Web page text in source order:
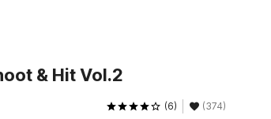
& Hit Vol.2
(6) (374)